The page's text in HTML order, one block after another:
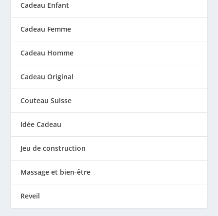
Cadeau Enfant
Cadeau Femme
Cadeau Homme
Cadeau Original
Couteau Suisse
Idée Cadeau
Jeu de construction
Massage et bien-être
Reveil